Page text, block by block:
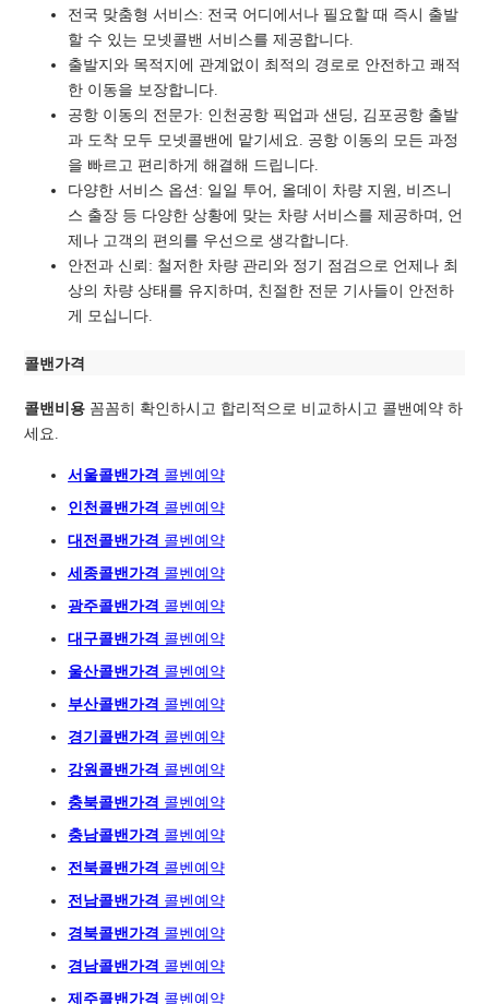
전국 맞춤형 서비스: 전국 어디에서나 필요할 때 즉시 출발
할 수 있는 모넷콜밴 서비스를 제공합니다.
출발지와 목적지에 관계없이 최적의 경로로 안전하고 쾌적
한 이동을 보장합니다.
공항 이동의 전문가: 인천공항 픽업과 샌딩, 김포공항 출발
과 도착 모두 모넷콜밴에 맡기세요. 공항 이동의 모든 과정
을 빠르고 편리하게 해결해 드립니다.
다양한 서비스 옵션: 일일 투어, 올데이 차량 지원, 비즈니
스 출장 등 다양한 상황에 맞는 차량 서비스를 제공하며, 언
제나 고객의 편의를 우선으로 생각합니다.
안전과 신뢰: 철저한 차량 관리와 정기 점검으로 언제나 최
상의 차량 상태를 유지하며, 친절한 전문 기사들이 안전하
게 모십니다.
콜밴가격
콜밴비용 꼼꼼히 확인하시고 합리적으로 비교하시고 콜밴예약 하
세요.
서울콜밴가격 콜벤예 약
인천콜밴가격 콜벤예약
대전콜밴가격 콜벤예약
세종콜밴가격 콜벤예약
광주콜밴가격 콜벤예 약
대구콜밴가격 콜벤예약
울산콜밴가격 콜벤예약
부산콜밴가격 콜벤예약
경기콜밴가격 콜벤예약
강원콜밴가격 콜벤예약
충북콜밴가격 콜벤예약
충남콜밴가격 콜벤예약
전북콜밴가격 콜벤예약
전남콜밴가격 콜벤예약
경북콜밴가격 콜벤예약
경남콜밴가격 콜벤예약
제주콜밴가격 콜벤예약